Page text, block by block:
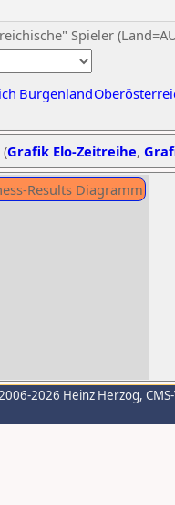
Spieler
Burgenland
Grafik Elo-Zeitreihe,
2026 Heinz Herzog,